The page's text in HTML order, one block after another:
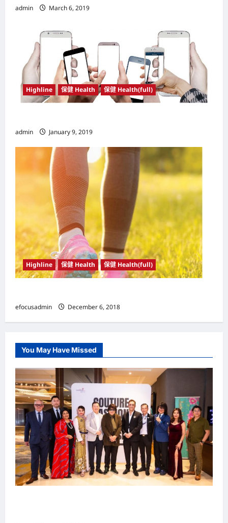
admin March 6, 2019
Highline 保健 Health 保健 Health(full)
admin January 9, 2019
Highline 保健 Health 保健 Health(full)
efocusadmin December 6, 2018
You May Have Missed